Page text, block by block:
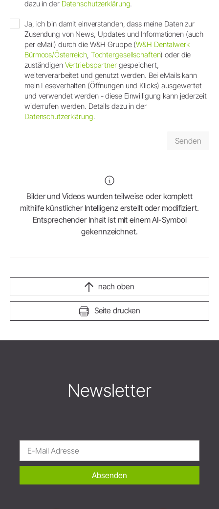
dazu in der Datenschutzerklärung.
Ja, ich bin damit einverstanden, dass meine Daten zur
Zusendung von News, Updates und Informationen (auch
per eMail) durch die W&H Gruppe (W&H Dentalwerk
Bürmoos/Österreich, Tochtergesellschaften) oder die
zuständigen Vertriebspartnergespeichert,
weiterverarbeitet und genutzt werden. Bei eMails kann
mein Leseverhalten (Öffnungen und Klicks) ausgewertet
und verwendet werden - diese Einwilligung kann jederzeit
widerrufen werden. Details dazu in der
Datenschutzerklärung.
Bilder und Videos wurden teilweise oder komplett
mithilfe künstlicher Intelligenz erstellt oder modifiziert.
Entsprechender Inhalt ist mit einem AI-Symbol
gekennzeichnet.
Seite drucken
nach oben
Newsletter
Absenden